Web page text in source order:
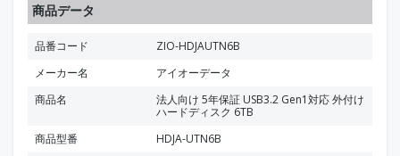
商品データ
品番コード
ZIO-HDJAUTN6B
メーカー名
アイオーデータ
商品名
法人向け 5年保証 USB3.2 Gen1対応 外付け
ハードディスク 6TB
商品型番
HDJA-UTN6B